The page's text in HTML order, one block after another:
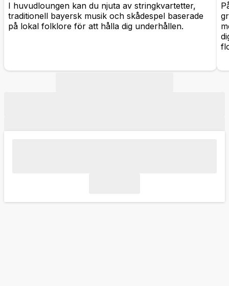
I huvudloungen kan du njuta av stringkvartetter,
traditionell bayersk musik och skådespel baserade
på lokal folklore för att hålla dig underhållen.